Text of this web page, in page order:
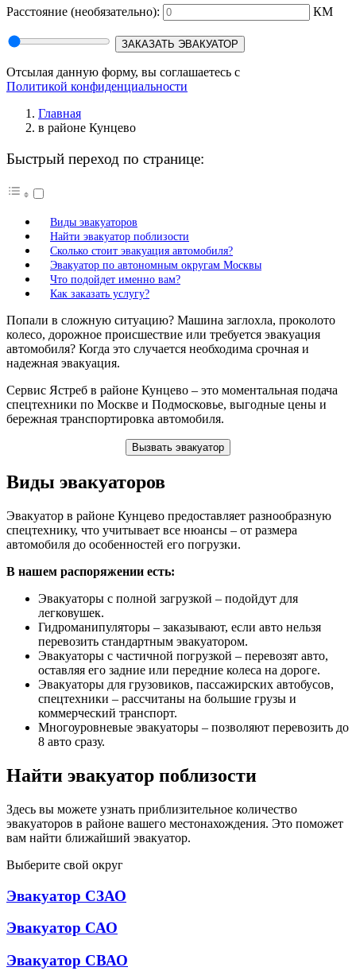
Расстояние (необязательно): КМ
ЗАКАЗАТЬ ЭВАКУАТОР
Отсылая данную форму, вы соглашаетесь с
Политикой конфиденциальности
Главная
в районе Кунцево
Быстрый переход по странице:
Виды эвакуаторов
Найти эвакуатор поблизости
Сколько стоит эвакуация автомобиля?
Эвакуатор по автономным округам Москвы
Что подойдет именно вам?
Как заказать услугу?
Попали в сложную ситуацию? Машина заглохла, проколото
колесо, дорожное происшествие или требуется эвакуация
автомобиля? Когда это случается необходима срочная и
надежная эвакуация.
Сервис Ястреб в районе Кунцево – это моментальная подача
спецтехники по Москве и Подмосковье, выгодные цены и
бережная транспортировка автомобиля.
Вызвать эвакуатор
Виды эвакуаторов
Эвакуатор в районе Кунцево предоставляет разнообразную
спецтехнику, что учитывает все нюансы – от размера
автомобиля до особенностей его погрузки.
В нашем распоряжении есть:
Эвакуаторы с полной загрузкой – подойдут для
легковушек.
Гидроманипуляторы – заказывают, если авто нельзя
перевозить стандартным эвакуатором.
Эвакуаторы с частичной погрузкой – перевозят авто,
оставляя его задние или передние колеса на дороге.
Эвакуаторы для грузовиков, пассажирских автобусов,
спецтехники – рассчитаны на большие грузы и
коммерческий транспорт.
Многоуровневые эвакуаторы – позволяют перевозить до
8 авто сразу.
Найти эвакуатор поблизости
Здесь вы можете узнать приблизительное количество
эвакуаторов в районе вашего местонахождения. Это поможет
вам найти ближайший эвакуатор.
Выберите свой округ
Эвакуатор СЗАО
Эвакуатор САО
Эвакуатор СВАО